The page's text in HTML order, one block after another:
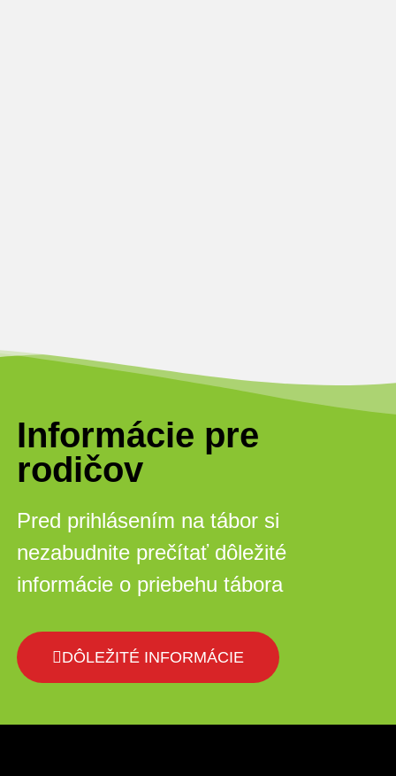
Informácie pre
rodičov
Pred prihlásením na tábor si
nezabudnite prečítať dôležité
informácie o priebehu tábora
DÔLEŽITÉ INFORMÁCIE